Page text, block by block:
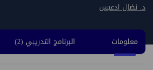
د. نضال ادعيس
معلومات البرنامج التدريبي (2)